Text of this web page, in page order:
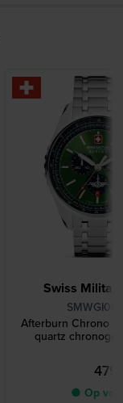
Swiss
Afterburn Chrono
quartz
● Op